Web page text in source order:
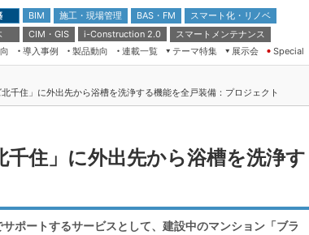
BIM 施工・現場管理 BAS・FM
スマート化・リノベ
CIM・GIS i-Construction 2.0
スマートメンテナンス
導入事例 製品動向 連載一覧
テーマ特集
ドローンがもたらす建設業界の“ゲー
ムチェンジ” Ver.2.0
“Society5.0”時代のスマートビル
展示会
第8回 国際 建設・測量展
築・土木・不動産の先端技術展－
メンテナンス・レジリエンスOSAKA
Special
千住」に外出先から浴槽を洗浄する機能を全戸装備：プロジェクト
住」に外出先から浴槽を洗浄す
ポートするサービスとして、建設中のマンション「ブラ